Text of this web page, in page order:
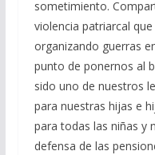
sometimiento.
violencia patriarcal
organizando guerras
punto de ponernos al
sido uno de nuestros
para nuestras hijas e
para todas las niñas y
defensa de las